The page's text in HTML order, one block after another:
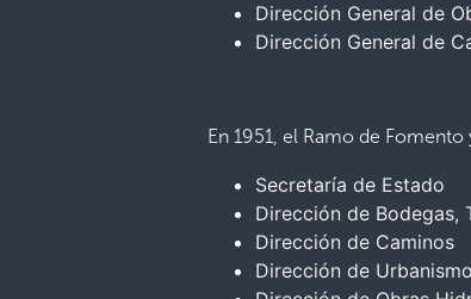
Dirección General de
Dirección General de
En 1951, el Ramo de
Secretaría de Estado
Dirección de Bodegas,
Dirección de Caminos
Dirección de